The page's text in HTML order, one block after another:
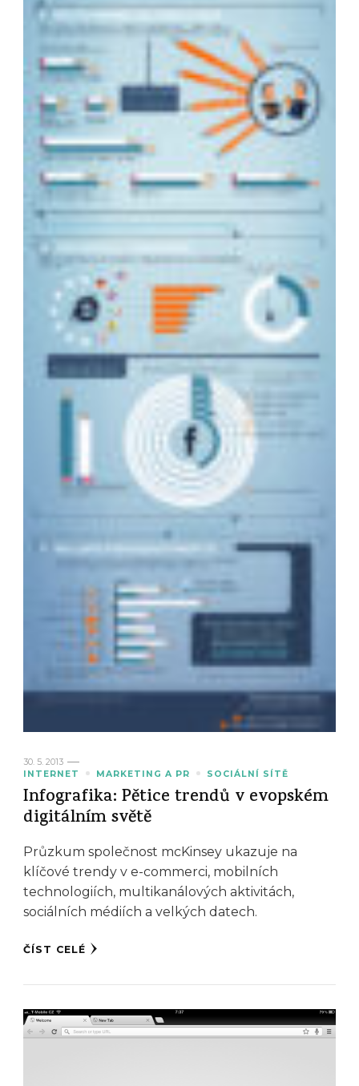
30. 5. 2013
INTERNET
MARKETING A PR SOCIÁLNÍ SÍTĚ
Infografika: Pětice trendů v evopském
digitálním světě
Průzkum společnost mcKinsey ukazuje na
klíčové trendy v e-commerci, mobilních
technologiích, multikanálových aktivitách,
sociálních médiích a velkých datech.
ČÍST CELÉ